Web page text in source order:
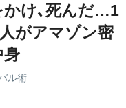
かけ､死んだ…1
がアマゾン密
身
ル術